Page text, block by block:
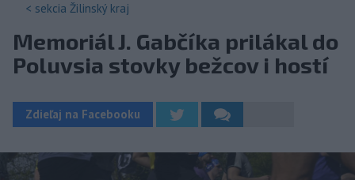
< sekcia Žilinský kraj
Memoriál J. Gabčíka prilákal do
Poluvsia stovky bežcov i hostí
Zdieľaj na Facebooku